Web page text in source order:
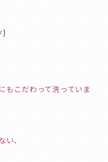
)
もこだわって洗っていま
、